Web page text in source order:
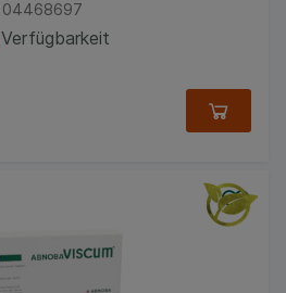
04468697
Verfügbarkeit